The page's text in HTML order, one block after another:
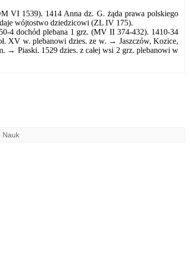
VI 1539). 1414 Anna dz. G. żąda prawa polskiego
wójtostwo dziedzicowi (ZL IV 175).
4 dochód plebana 1 grz. (MV II 374-432). 1410-34
XV w. plebanowi dzies. ze w. → Jaszczów, Kozice,
→ Piaski. 1529 dzies. z całej wsi 2 grz. plebanowi w
Nauk